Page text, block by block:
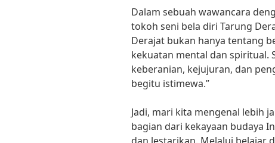
Dalam sebuah wawancara
tokoh seni bela diri Tarung
Derajat bukan hanya tentang
kekuatan mental dan spiritual.
keberanian, kejujuran, dan
begitu istimewa.”
Jadi, mari kita mengenal lebih
bagian dari kekayaan budaya